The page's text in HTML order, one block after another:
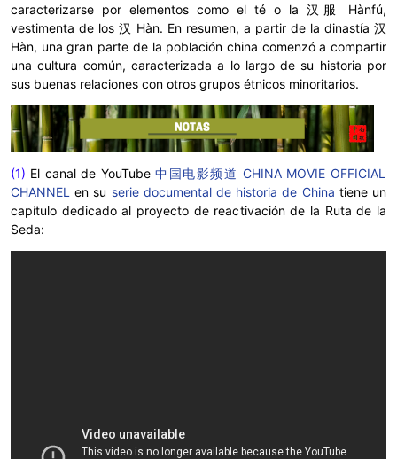
caracterizarse por elementos como el té o la 汉服 Hànfú,
vestimenta de los 汉 Hàn. En resumen, a partir de la dinastía 汉
Hàn, una gran parte de la población china comenzó a compartir
una cultura común, caracterizada a lo largo de su historia por
sus buenas relaciones con otros grupos étnicos minoritarios.
(1) El canal de YouTube中国电影频道 CHINA MOVIE OFFICIAL
CHANNEL en su serie documental de historia de China tiene un
capítulo dedicado al proyecto de reactivación de la Ruta de la
Seda: